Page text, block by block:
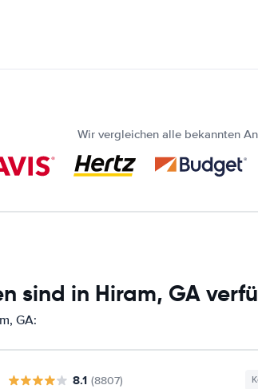
Wir vergleichen alle bekannten
sind in Hiram, GA
GA:
8.1 (8807)